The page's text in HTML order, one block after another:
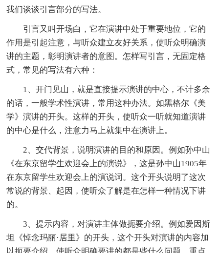
我们谈谈引言部分的写法。
引言又叫开场白，它在演讲中处于重要地位，它的
作用是引起注意，与听众建立友好关系，使听众明确演
讲的主题，彰明演讲者的意图。怎样写引言，无固定格
式，常见的写法有六种：
1、开门见山，就是直接提示演讲的中心，不计多余
的话，一般学术性演讲，常用这种办法。如黑格尔《美
学》演讲的开头。这样的开头，使听众一听就知道演讲
的中心是什么，注意力马上就集中在演讲上。
2、交代背景，说明演讲的目的和原因。例如孙中山
《在东京留学生欢迎会上的演说》，这是孙中山1905年
在东京留学生欢迎会上的演说词。这个开头说明了这次
常说的背景、起因，使听众了解是在怎样一种情况下讲
的。
3、提示内容，对演讲主体做扼要介绍。例如爱因斯
坦《悼念玛丽·居里》的开头，这个开头对演讲的内容加
以扼要介绍，使听众明确要讲的都是些什么问题，重点